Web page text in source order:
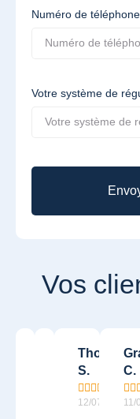
Numéro de
Votre système de
Vos
Amandine
13/07/2026
Mathieu

13/07/2026
Thomas
S.

12/07/2026
C.

11/